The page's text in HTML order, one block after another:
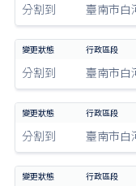
分割到 臺南市白
分割到 臺南市白
分割到 臺南市白